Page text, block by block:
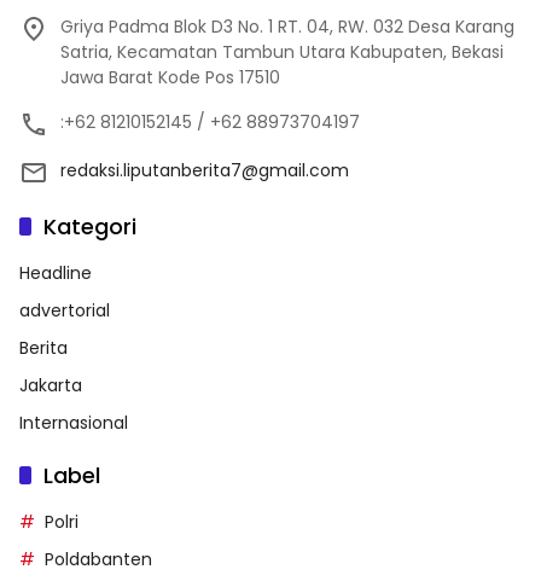
Griya Padma Blok D3 No. 1 RT. 04, RW. 032 Desa Karang
Satria, Kecamatan Tambun Utara Kabupaten, Bekasi
Jawa Barat Kode Pos 17510
:+62 81210152145 / +62 88973704197
redaksi.liputanberita7@gmail.com
Kategori
Headline
advertorial
Berita
Jakarta
Internasional
Label
Polri
Poldabanten